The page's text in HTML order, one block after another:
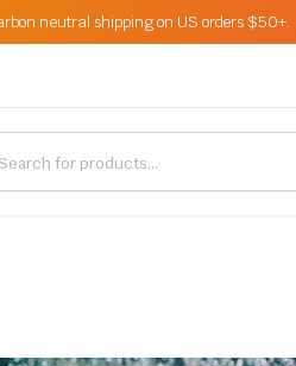
neutral shipping on US orders $50+.